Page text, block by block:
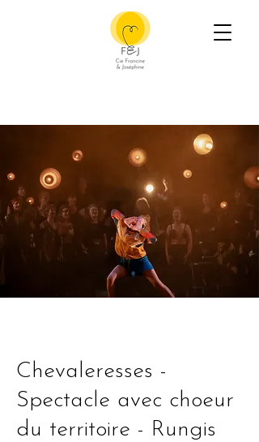
Chevaleresses -
Spectacle avec choeur
du territoire - Rungis